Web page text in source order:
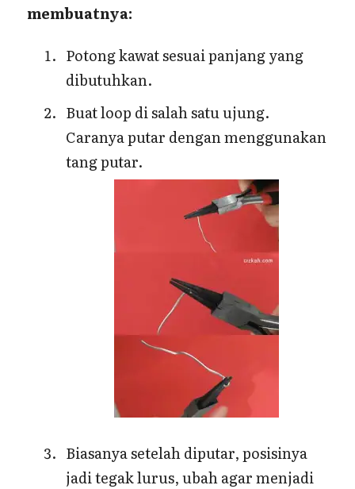
membuatnya:
Potong kawat sesuai panjang yang
dibutuhkan.
Buat loop di salah satu ujung.
Caranya putar dengan menggunakan
tang putar.
Biasanya setelah diputar, posisinya
jadi tegak lurus, ubah agar menjadi